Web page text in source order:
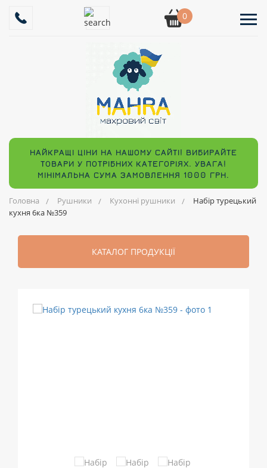
0
НАЙКРАЩІ ЦІНИ НА НАШОМУ САЙТІ! ВИБИРАЙТЕ
ТОВАРИ У ПОТРІБНИХ КАТЕГОРІЯХ. УВАГА!
МІНІМАЛЬНА СУМА ЗАМОВЛЕННЯ 1000 ГРН.
Головна Рушники Кухонні рушники
Набір турецький
кухня 6ка №359
КАТАЛОГ ПРОДУКЦІЇ